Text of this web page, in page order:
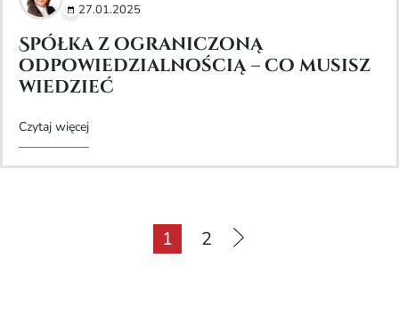
27.01.2025
Spółka z ograniczoną
odpowiedzialnością – co musisz
wiedzieć
Czytaj więcej
1 2